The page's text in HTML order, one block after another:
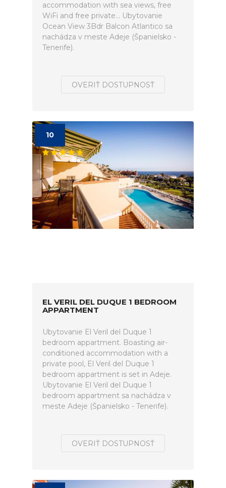
accommodation with sea views, free
WiFi and free private... Ubytovanie
Ocean View 3Bdr Balcon Atlantico sa
nachádza v meste Adeje (Španielsko -
Tenerife).
OVERIŤ DOSTUPNOSŤ
10
EL VERIL DEL DUQUE 1 BEDROOM
APPARTMENT
Ubytovanie El Veril del Duque 1
bedroom appartment. Boasting air-
conditioned accommodation with a
private pool, El Veril del Duque 1
bedroom appartment is set in Adeje.
Ubytovanie El Veril del Duque 1
bedroom appartment sa nachádza v
meste Adeje (Španielsko - Tenerife).
OVERIŤ DOSTUPNOSŤ